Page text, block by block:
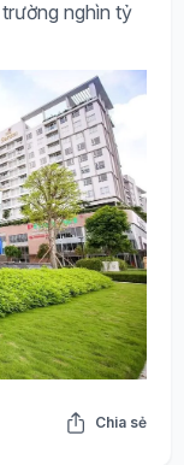
nghìn tỷ
Chia sẻ